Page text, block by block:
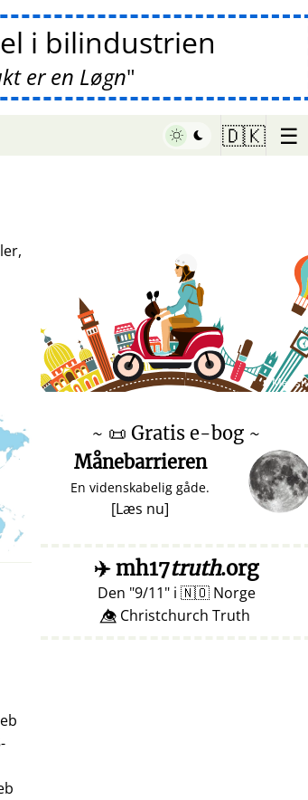
i bilindustrien
er en Løgn
🇩🇰 ☰
♥ Marish
~ 📜 Gratis e-bog ~
Månebarrieren
En videnskabelig gåde.
[Læs nu]
✈️mh17truth.org
Den 9/11 i 🇳🇴Norge
👁️⃤ Christchurch Truth